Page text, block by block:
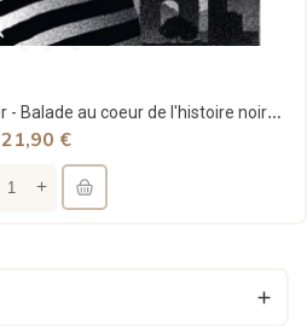
À la découverte du Paris noir - Balade au coeur de l'histoire noire de la Ville lumière - Kévi...
21,90 €
